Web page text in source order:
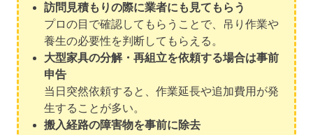
訪問見積もりの際に業者にも見てもらう
プロの目で確認してもらうことで、吊り作業や
養生の必要性を判断してもらえる。
大型家具の分解・再組立を依頼する場合は事前
申告
当日突然依頼すると、作業延長や追加費用が発
生することが多い。
搬入経路の障害物を事前に除去